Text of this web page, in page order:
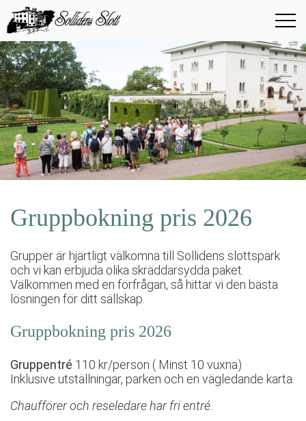
Gruppbokning pris 2026
Grupper är hjärtligt välkomna till Sollidens slottspark
och vi kan erbjuda olika skräddarsydda paket.
Välkommen med en förfrågan, så hittar vi den bästa
lösningen för ditt sällskap.
Gruppbokning pris 2026
Gruppentré 110 kr/person ( Minst 10 vuxna)
Inklusive utställningar, parken och en vägledande karta.
Chaufförer och reseledare har fri entré.